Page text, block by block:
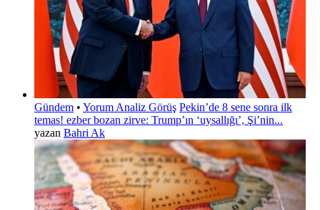
Gündem • Yorum Analiz Görüş Pekin’de 8 sene sonra ilk
temas! ezber bozan zirve: Trump’ın ‘uysallığı’, Şi’nin...
yazan Bahri Ak